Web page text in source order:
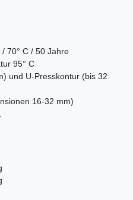
70° C / 50 Jahre
95° C
und U-Presskontur (bis 32
16-32 mm)